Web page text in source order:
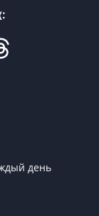
грн.
двери
следующий
двери
день